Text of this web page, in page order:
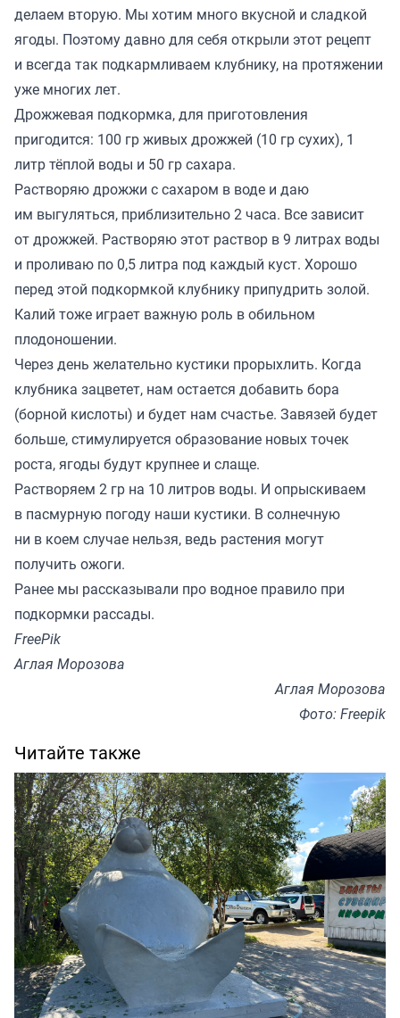
делаем вторую. Мы хотим много вкусной и сладкой
ягоды. Поэтому давно для себя открыли этот рецепт
и всегда так подкармливаем клубнику, на протяжении
уже многих лет.
Дрожжевая подкормка, для приготовления
пригодится: 100 гр живых дрожжей (10 гр сухих), 1
литр тёплой воды и 50 гр сахара.
Растворяю дрожжи с сахаром в воде и даю
им выгуляться, приблизительно 2 часа. Все зависит
от дрожжей. Растворяю этот раствор в 9 литрах воды
и проливаю по 0,5 литра под каждый куст. Хорошо
перед этой подкормкой клубнику припудрить золой.
Калий тоже играет важную роль в обильном
плодоношении.
Через день желательно кустики прорыхлить. Когда
клубника зацветет, нам остается добавить бора
(борной кислоты) и будет нам счастье. Завязей будет
больше, стимулируется образование новых точек
роста, ягоды будут крупнее и слаще.
Растворяем 2 гр на 10 литров воды. И опрыскиваем
в пасмурную погоду наши кустики. В солнечную
ни в коем случае нельзя, ведь растения могут
получить ожоги.
Ранее мы рассказывали про водное правило при
подкормки рассады.
FreePik
Аглая Морозова
Аглая Морозова
Фото: Freepik
Читайте также